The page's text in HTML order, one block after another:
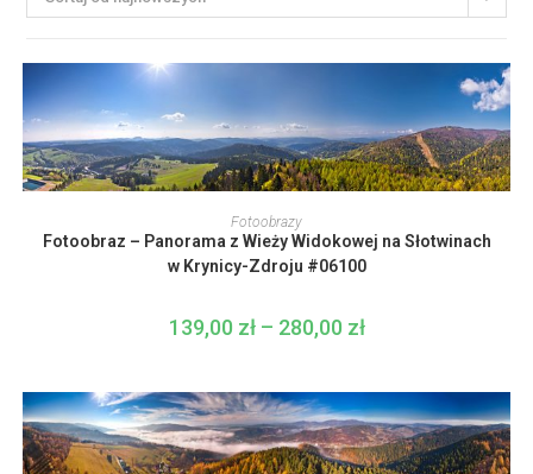
WYBIERZ OPCJE
produkt
ma
wiele
wariantów.
Opcje
na
Fotoobrazy
Fotoobraz – Panorama z Wieży Widokowej na Słotwinach
w Krynicy-Zdroju #06100
139,00 zł – 280,00 złZakres
cen:
do
280,00 zł